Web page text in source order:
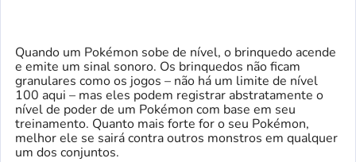
Quando um Pokémon sobe de nível, o brinquedo acende
e emite um sinal sonoro. Os brinquedos não ficam
granulares como os jogos – não há um limite de nível
100 aqui – mas eles podem registrar abstratamente o
nível de poder de um Pokémon com base em seu
treinamento. Quanto mais forte for o seu Pokémon,
melhor ele se sairá contra outros monstros em qualquer
um dos conjuntos.